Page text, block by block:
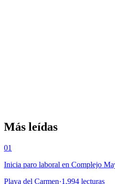
Más leídas
01
Inicia paro laboral en Complejo
Playa del Carmen·1,994 lecturas